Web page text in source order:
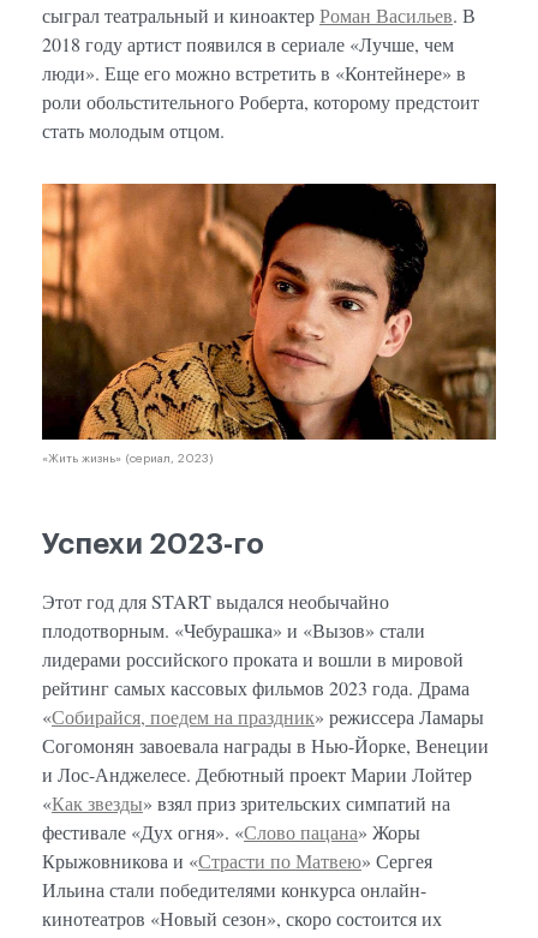
сыграл театральный и киноактерРоман Васильев. В
2018 году артист появился в сериале «Лучше, чем
люди». Еще его можно встретить в «Контейнере» в
роли обольстительного Роберта, которому предстоит
стать молодым отцом.
«Жить жизнь» (сериал, 2023)
Успехи 2023-го
Этот год для START выдался необычайно
плодотворным. «Чебурашка» и «Вызов» стали
лидерами российского проката и вошли в мировой
рейтинг самых кассовых фильмов 2023 года. Драма
«Собирайся, поедем на праздник» режиссера Ламары
Согомонян завоевала награды в Нью-Йорке, Венеции
и Лос-Анджелесе. Дебютный проект Марии Лойтер
«Как звезды» взял приз зрительских симпатий на
фестивале «Дух огня». «Слово пацана» Жоры
Крыжовникова и «Страсти по Матвею» Сергея
Ильина стали победителями конкурса онлайн-
кинотеатров «Новый сезон», скоро состоится их